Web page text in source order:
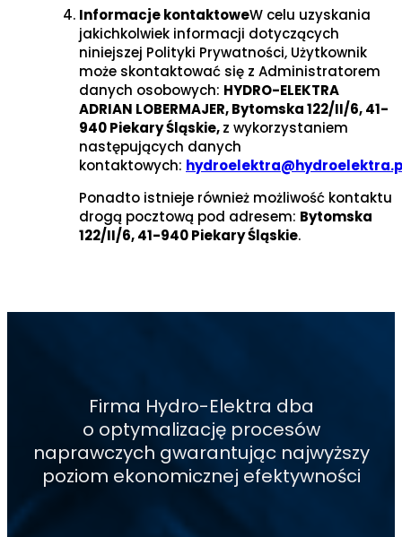
Informacje kontaktoweW celu uzyskania
jakichkolwiek informacji dotyczących
niniejszej Polityki Prywatności, Użytkownik
może skontaktować się z Administratorem
danych osobowych: HYDRO-ELEKTRA
ADRIAN LOBERMAJER, Bytomska 122/II/6, 41-
940 Piekary Śląskie,z wykorzystaniem
następujących danych
kontaktowych:
Ponadto istnieje również możliwość kontaktu
drogą pocztową pod adresem: Bytomska
122/II/6, 41-940 Piekary Śląskie.
Firma Hydro-Elektra dba
o optymalizację procesów
naprawczych gwarantując najwyższy
poziom ekonomicznej efektywności